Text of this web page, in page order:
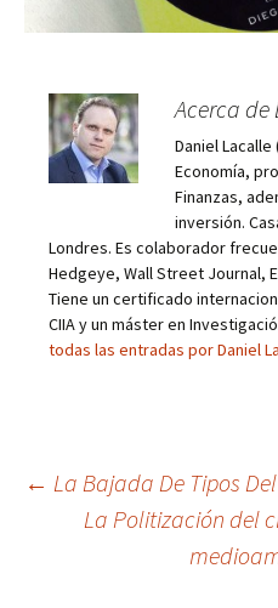
Acerca
Daniel
Economía,
Finanzas,
inversión.
Londres. Es colaborador
Hedgeye, Wall Street Journal,
Tiene un certificado
CIIA y un máster en
todas las entradas por Daniel
Navegación
← La Bajada De Tipos
La Politización del